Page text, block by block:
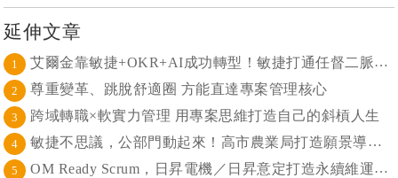
人才永續力
延伸文章
1 艾爾金靠敏捷+OKR+AI成功轉型！敏捷打通任督二脈， 避免文化與流程「卡卡」導致溝通無效
2 尊重變革、跳脫舒適圈 方能直達專案管理核心
3 跨域轉職×軟實力管理 用專案思維打造自己的斜槓人生
4 敏捷不思議，公部門動起來！高市農業局打造願景導向的社區敏捷自組織
5 OM Ready Scrum，日昇電機／日昇意定打造永續維運新典範